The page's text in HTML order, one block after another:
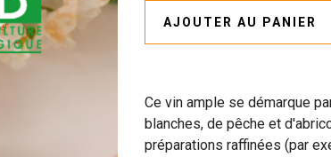
AJOUTER AU PANIER
Ce vin ample se démarque
blanches, de pêche et
préparations raffinées (par